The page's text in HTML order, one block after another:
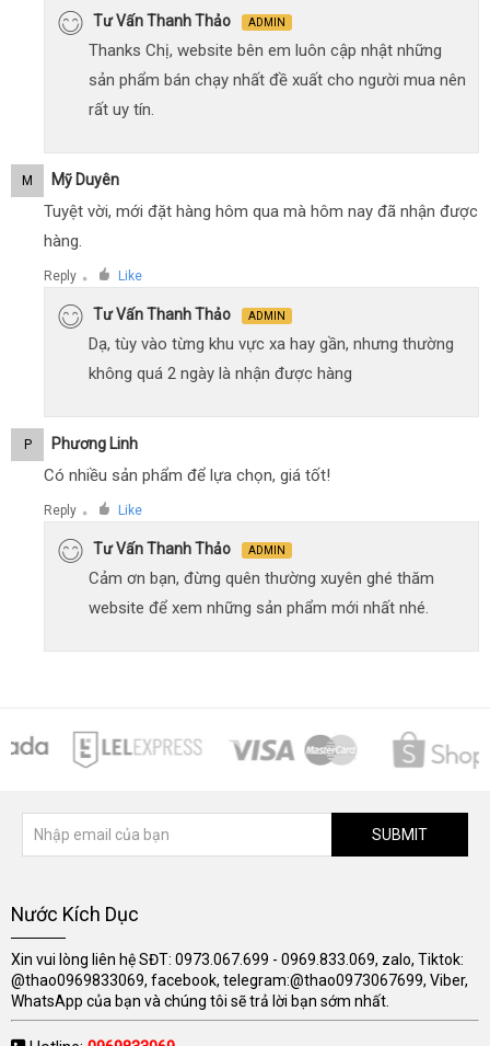
Tư Vấn Thanh Thảo ADMIN
Thanks Chị, website bên em luôn cập nhật những
sản phẩm bán chạy nhất đề xuất cho người mua nên
rất uy tín.
M Mỹ Duyên
Tuyệt vời, mới đặt hàng hôm qua mà hôm nay đã nhận được
hàng.
Reply ● Like
Tư Vấn Thanh Thảo ADMIN
Dạ, tùy vào từng khu vực xa hay gần, nhưng thường
không quá 2 ngày là nhận được hàng
P Phương Linh
Có nhiều sản phẩm để lựa chọn, giá tốt!
Reply ● Like
Tư Vấn Thanh Thảo ADMIN
Cảm ơn bạn, đừng quên thường xuyên ghé thăm
website để xem những sản phẩm mới nhất nhé.
SUBMIT
Nước Kích Dục
Xin vui lòng liên hệ SĐT: 0973.067.699 - 0969.833.069, zalo, Tiktok:
@thao0969833069, facebook, telegram:@thao0973067699, Viber,
WhatsApp của bạn và chúng tôi sẽ trả lời bạn sớm nhất.